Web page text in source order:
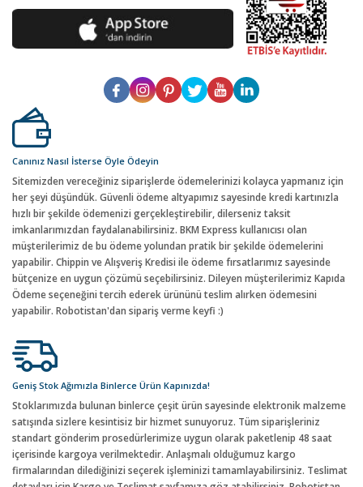
Canınız Nasıl İsterse Öyle Ödeyin
Sitemizden vereceğiniz siparişlerde ödemelerinizi kolayca yapmanız için
her şeyi düşündük. Güvenli ödeme altyapımız sayesinde kredi kartınızla
hızlı bir şekilde ödemenizi gerçekleştirebilir, dilerseniz taksit
imkanlarımızdan faydalanabilirsiniz. BKM Express kullanıcısı olan
müşterilerimiz de bu ödeme yolundan pratik bir şekilde ödemelerini
yapabilir. Chippin ve Alışveriş Kredisi ile ödeme fırsatlarımız sayesinde
bütçenize en uygun çözümü seçebilirsiniz. Dileyen müşterilerimiz Kapıda
Ödeme seçeneğini tercih ederek ürününü teslim alırken ödemesini
yapabilir. Robotistan'dan sipariş verme keyfi :)
Geniş Stok Ağımızla Binlerce Ürün Kapınızda!
Stoklarımızda bulunan binlerce çeşit ürün sayesinde elektronik malzeme
satışında sizlere kesintisiz bir hizmet sunuyoruz. Tüm siparişleriniz
standart gönderim prosedürlerimize uygun olarak paketlenip 48 saat
içerisinde kargoya verilmektedir. Anlaşmalı olduğumuz kargo
firmalarından dilediğinizi seçerek işleminizi tamamlayabilirsiniz. Teslimat